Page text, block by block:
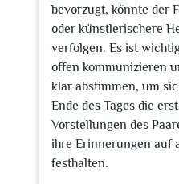
bevorzugt, könnte der
oder künstlerischere
verfolgen. Es ist
offen kommunizieren
klar abstimmen, um
Ende des Tages die
Vorstellungen des
ihre Erinnerungen auf
festhalten.